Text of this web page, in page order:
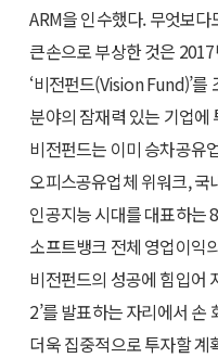
ARM을 인수했다. 무엇보
큰손으로 부상한 것은
‘비전펀드(Vision Fund)’
분야의 잠재력 있는 기업
비전펀드는 이미 승차공유
오피스공유업체 위워크, 국
인공지능 시대를 대표하는
소프트뱅크 전체 영업이익
비전펀드의 성공에 힘입어
2’를 발표하는 자리에서 손
더욱 집중적으로 투자할 계